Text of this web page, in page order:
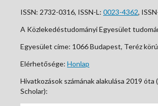
ISSN: 2732-0316, ISSN-L: 0023-4362,
A Közlekedéstudományi Egyesület
Egyesület címe: 1066 Budapest, Teréz
Elérhetősége: Honlap
Hivatkozások számának alakulása 2019 óta
Scholar):